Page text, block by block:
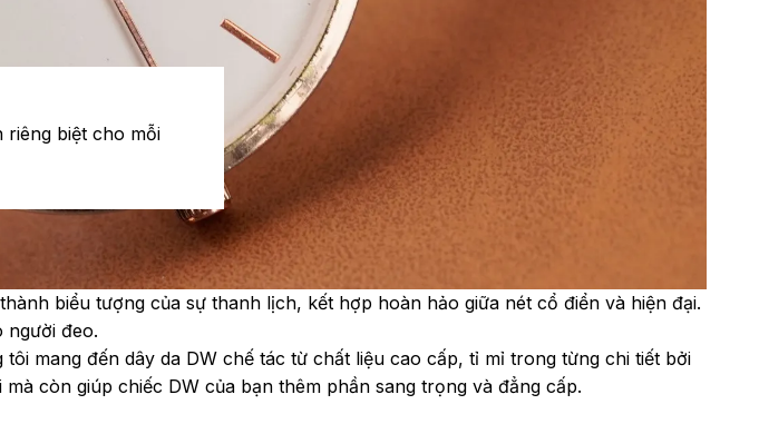
riêng biệt cho mỗi
biểu tượng của sự thanh lịch, kết hợp hoàn hảo giữa nét cổ điển và hiện đại.
người đeo.
tôi mang đến dây da DW chế tác từ chất liệu cao cấp, tỉ mỉ trong từng chi tiết bởi
còn giúp chiếc DW của bạn thêm phần sang trọng và đẳng cấp.